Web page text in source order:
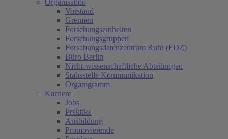
Organisation
Vorstand
Gremien
Forschungseinheiten
Forschungsgruppen
Forschungsdatenzentrum Ruhr (FDZ)
Büro Berlin
Nicht-wissenschaftliche Abteilungen
Stabsstelle Kommunikation
Organigramm
Karriere
Jobs
Praktika
Ausbildung
Promovierende